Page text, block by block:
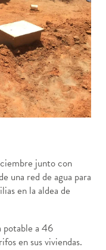
junto con
una red de agua para
en la aldea de
potable a 46
en sus viviendas.